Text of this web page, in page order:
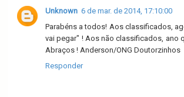
Unknown 6 de mar. de 2014, 17:10:00
Parabéns a todos! Aos classificados,
vai pegar" ! Aos não classificados, ano
Abraços ! Anderson/ONG Doutorzinhos
Responder